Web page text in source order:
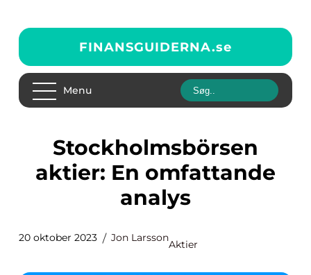
FINANSGUIDERNA.se
Menu
Stockholmsbörsen
aktier: En omfattande
analys
20 oktober 2023 Jon Larsson
Aktier